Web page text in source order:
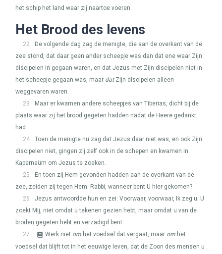
het schip het land waar zij naartoe voeren.
Het Brood des levens
22
De volgende dag zag de menigte, die aan de overkant van de
zee stond, dat daar geen ander scheepje was dan dat ene waar Zijn
discipelen in gegaan waren, en dat Jezus met Zijn discipelen niet in
het scheepje gegaan was, maar datZijn discipelen alleen
weggevaren waren.
23
Maar er kwamen andere scheepjes van Tiberias, dicht bij de
plaats waar zij het brood gegeten hadden nadat de Heere gedankt
had.
24
Toen de menigte nu zag dat Jezus daar niet was, en ook Zijn
discipelen niet, gingen zij zelf ook in de schepen en kwamen in
Kapernaüm om Jezus te zoeken.
25
En toen zij Hem gevonden hadden aan de overkant van de
zee, zeiden zij tegen Hem: Rabbi, wanneer bent U hier gekomen?
26
Jezus antwoordde hun en zei: Voorwaar, voorwaar, Ik zeg u: U
zoekt Mij, niet omdat u tekenen gezien hebt, maar omdat u van de
broden gegeten hebt en verzadigd bent.
27
Werk niet om het voedsel dat vergaat, maar om het
voedsel dat blijft tot in het eeuwige leven, dat de Zoon des mensen u